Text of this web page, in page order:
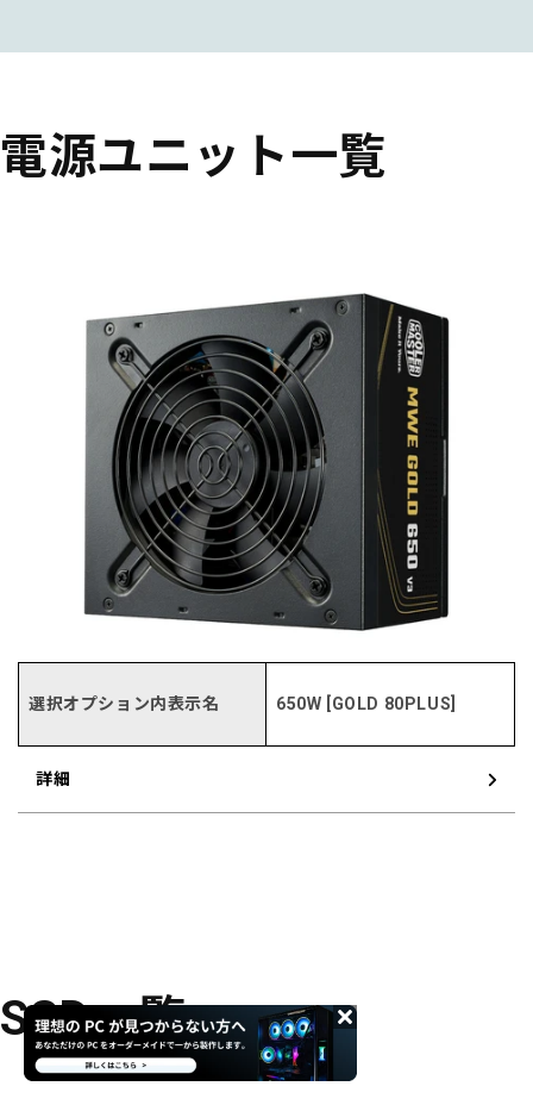
電源ユニット一覧
選択オプション内表示名 650W [GOLD 80PLUS]
詳細
SSD一覧